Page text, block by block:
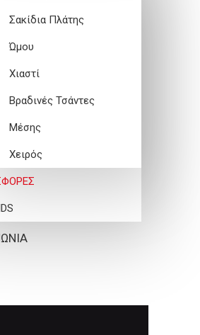
Σακίδια Πλάτης
Ώμου
Χιαστί
Βραδινές Τσάντες
Μέσης
Χειρός